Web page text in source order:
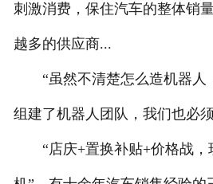
刺激消费，保住汽车的整体销
越多的供应商...
“虽然不清楚怎么造机器人
组建了机器人团队，我们也必须
“店庆+置换补贴+价格战，